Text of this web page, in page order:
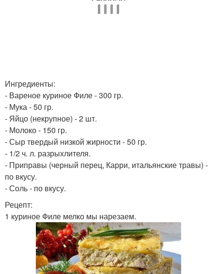
Ингредиенты:
- Вареное куриное Филе - 300 гр.
- Мука - 50 гр.
- Яйцо (некрупное) - 2 шт.
- Молоко - 150 гр.
- Сыр твердый низкой жирности - 50 гр.
- 1/2 ч. л. разрыхлителя.
- Приправы (черный перец, Карри, итальянские травы) -
по вкусу.
- Соль - по вкусу.
Рецепт:
1 куриное Филе мелко мы нарезаем.